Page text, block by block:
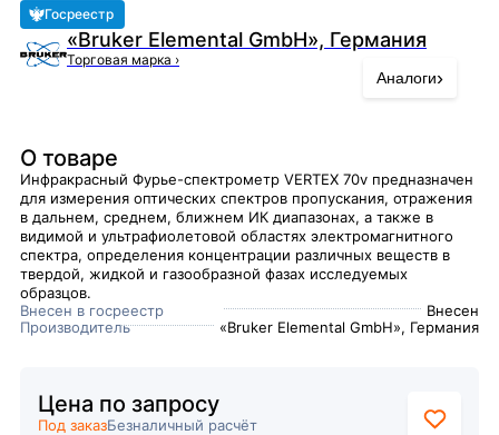
Госреестр
«Bruker Elemental GmbH», Германия
Торговая марка ›
Аналоги›
О товаре
Инфракрасный Фурье-спектрометр VERTEX 70v предназначен
для измерения оптических спектров пропускания, отражения
в дальнем, среднем, ближнем ИК диапазонах, а также в
видимой и ультрафиолетовой областях электромагнитного
спектра, определения концентрации различных веществ в
твердой, жидкой и газообразной фазах исследуемых
образцов.
Внесен в госреестр
Внесен
Производитель
«Bruker Elemental GmbH», Германия
Цена по запросу
Под заказБезналичный расчёт